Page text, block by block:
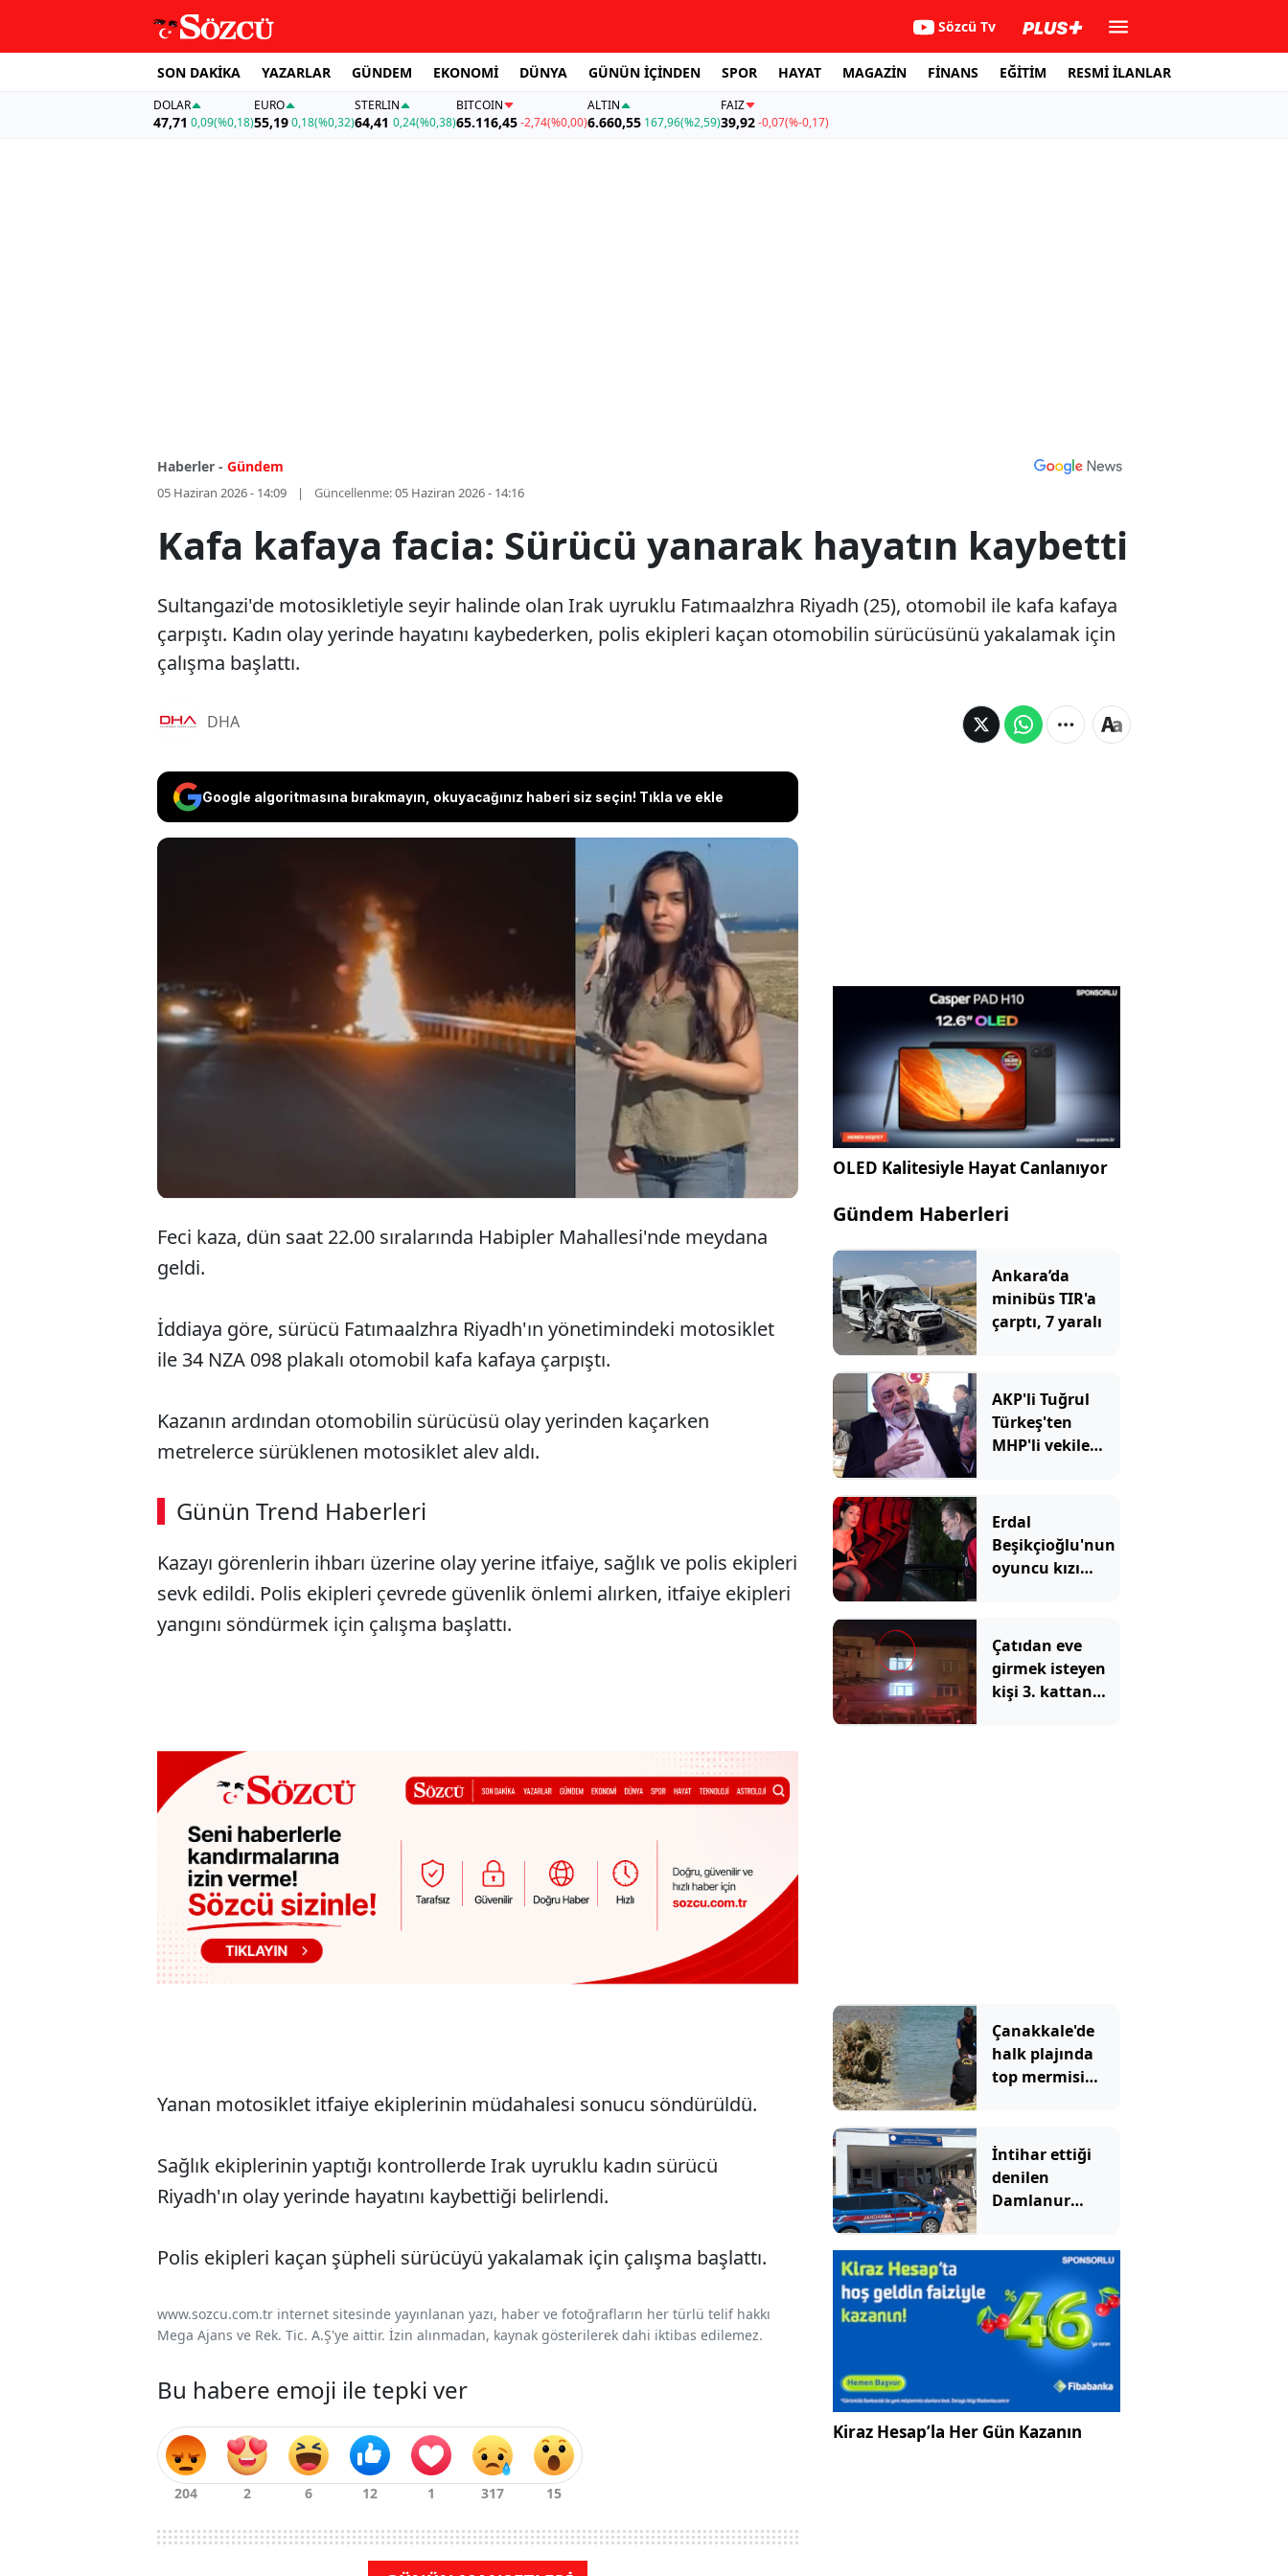
Sözcü Tv
SON DAKİKA YAZARLAR GÜNDEM EKONOMİ DÜNYA GÜNÜN İÇİNDEN SPOR HAYAT MAGAZİN FİNANS EĞİTİM RESMİ İLANLAR
DOLAR
47,71 0,09(%0,18)
EURO
55,19 0,18(%0,32)
STERLIN
64,41 0,24(%0,38)
BITCOIN
65.116,45-2,74(%0,00)
ALTIN
6.660,55 167,96(%2,59)
FAİZ
39,92-0,07(%-0,17)
Haberler - Gündem
05 Haziran 2026 - 14:09 Güncellenme:05 Haziran 2026 - 14:16
Kafa kafaya facia: Sürücü yanarak hayatın kaybetti
Sultangazi'de motosikletiyle seyir halinde olan Irak uyruklu Fatımaalzhra Riyadh (25), otomobil ile kafa kafaya
çarpıştı. Kadın olay yerinde hayatını kaybederken, polis ekipleri kaçan otomobilin sürücüsünü yakalamak için
çalışma başlattı.
DHA
Google algoritmasına bırakmayın, okuyacağınız haberi siz seçin! Tıkla ve ekle
Sultangazi'de motosikletiyle seyir halinde olan Irak uyruklu
Fatımaalzhra Riyadh (25), otomobil ile kafa kafaya çarpıştı. Kadın
olay yerinde hayatını kaybederken, polis ekipleri kaçan
otomobilin sürücüsünü yakalamak için çalışma başlattı.
Feci kaza, dün saat 22.00 sıralarında Habipler Mahallesi'nde meydana
geldi.
İddiaya göre, sürücü Fatımaalzhra Riyadh'ın yönetimindeki motosiklet
ile 34 NZA 098 plakalı otomobil kafa kafaya çarpıştı.
Kazanın ardından otomobilin sürücüsü olay yerinden kaçarken
metrelerce sürüklenen motosiklet alev aldı.
Günün Trend Haberleri
00:02 / 08:06
Sesi Aç
Kazayı görenlerin ihbarı üzerine olay yerine itfaiye, sağlık ve polis ekipleri
sevk edildi. Polis ekipleri çevrede güvenlik önlemi alırken, itfaiye ekipleri
yangını söndürmek için çalışma başlattı.
Yanan motosiklet itfaiye ekiplerinin müdahalesi sonucu söndürüldü.
Sağlık ekiplerinin yaptığı kontrollerde Irak uyruklu kadın sürücü
Riyadh'ın olay yerinde hayatını kaybettiği belirlendi.
Polis ekipleri kaçan şüpheli sürücüyü yakalamak için çalışma başlattı.
www.sozcu.com.tr internet sitesinde yayınlanan yazı, haber ve fotoğrafların her türlü telif hakkı
Mega Ajans ve Rek. Tic. A.Ş'ye aittir. İzin alınmadan, kaynak gösterilerek dahi iktibas edilemez.
Bu habere emoji ile tepki ver
OLED Kalitesiyle Hayat Canlanıyor
Gündem Haberleri
Ankara’da
minibüs TIR'a
çarptı, 7 yaralı
AKP'li Tuğrul
Türkeş'ten
MHP'li vekile
Erdal
Beşikçioğlu'nun
oyuncu kızı
bozdu: 'Siz öyle
bilirsiniz ama...'
Çatıdan eve
girmek isteyen
kişi 3. kattan
Çanakkale'de
halk plajında
top mermisi
İntihar ettiği
denilen
Damlanur
gitmiş!
Kiraz Hesap’la Her Gün Kazanın